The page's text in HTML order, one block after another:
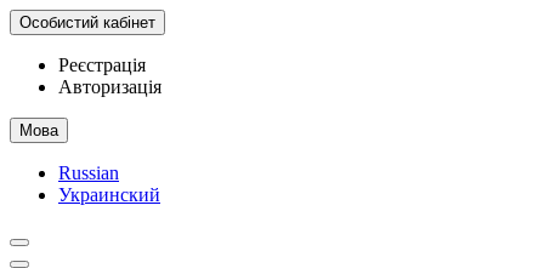
Особистий кабінет
Реєстрація
Авторизація
Мова
Russian
Украинский